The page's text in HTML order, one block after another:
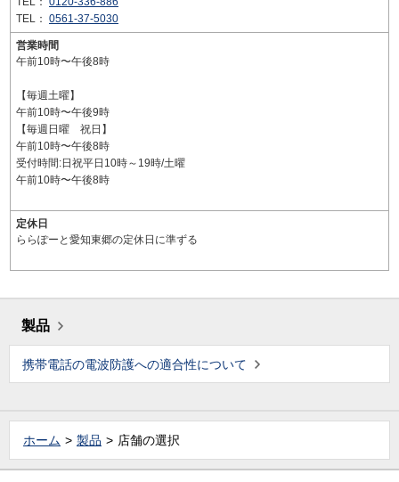
TEL： 0561-37-5030
営業時間
午前10時〜午後8時
【毎週土曜】
午前10時〜午後9時
【毎週日曜 祝日】
午前10時〜午後8時
受付時間:日祝平日10時～19時/土曜
午前10時〜午後8時
定休日
ららぽーと愛知東郷の定休日に準ずる
製品
携帯電話の電波防護への適合性について
ホーム 製品 店舗の選択